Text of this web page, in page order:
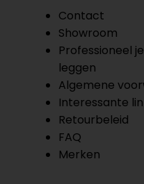
Contact
Showroom
Professioneel
leggen
Algemene
Interessante
Retourbeleid
FAQ
Merken